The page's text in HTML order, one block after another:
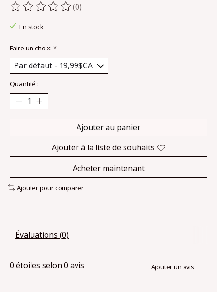
Ce produit est évalué à
(0)
En stock
Faire un choix: *
Quantité :
Ajouter au panier
Ajouter à la liste de souhaits
Acheter maintenant
Ajouter pour comparer
Évaluations (0)
0 étoiles selon 0 avis Ajouter un avis